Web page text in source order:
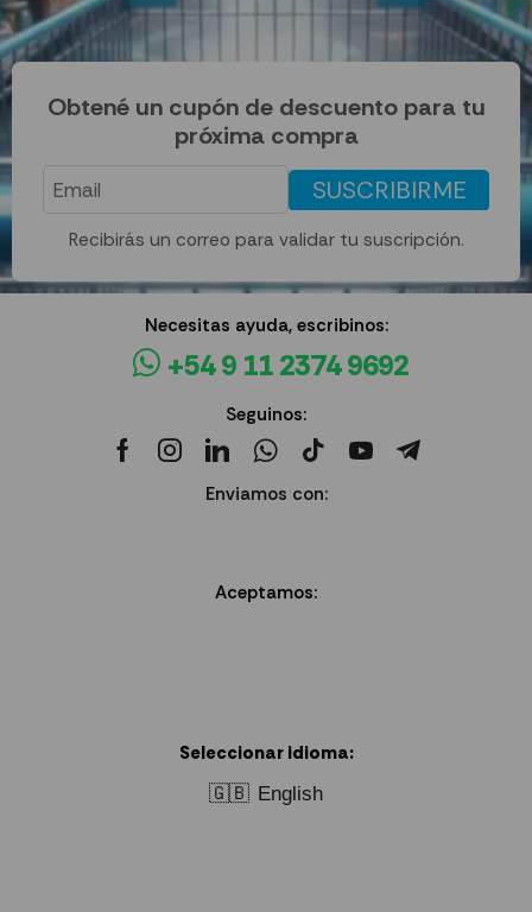
Obtené un cupón de descuento para tu
próxima compra
SUSCRIBIRME
Recibirás un correo para validar tu suscripción.
Necesitas ayuda, escribinos:
+54 9 11 2374 9692
Seguinos:
Enviamos con:
Aceptamos:
Seleccionar idioma:
🇬🇧 English